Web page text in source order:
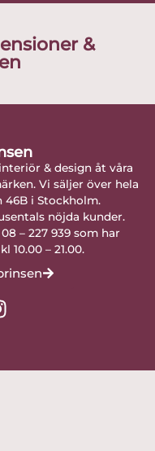
&
& design åt våra
Vi säljer över hela
46B i Stockholm.
nöjda kunder.
– 227 939 som har
10.00 – 21.00.